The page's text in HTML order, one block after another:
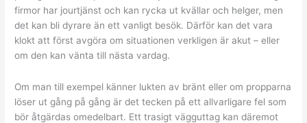
firmor har jourtjänst och kan rycka ut kvällar och helger, men
det kan bli dyrare än ett vanligt besök. Därför kan det vara
klokt att först avgöra om situationen verkligen är akut – eller
om den kan vänta till nästa vardag.
Om man till exempel känner lukten av bränt eller om propparna
löser ut gång på gång är det tecken på ett allvarligare fel som
bör åtgärdas omedelbart. Ett trasigt vägguttag kan däremot